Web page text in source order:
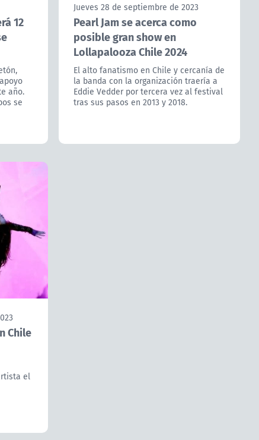
12
año.
se
Jueves 28 de septiembre de 2023
Pearl Jam se acerca como
posible gran show en
Lollapalooza Chile 2024
El alto fanatismo en Chile y cercanía de
la banda con la organización traería a
Eddie Vedder por tercera vez al festival
tras sus pasos en 2013 y 2018.
Chile
el